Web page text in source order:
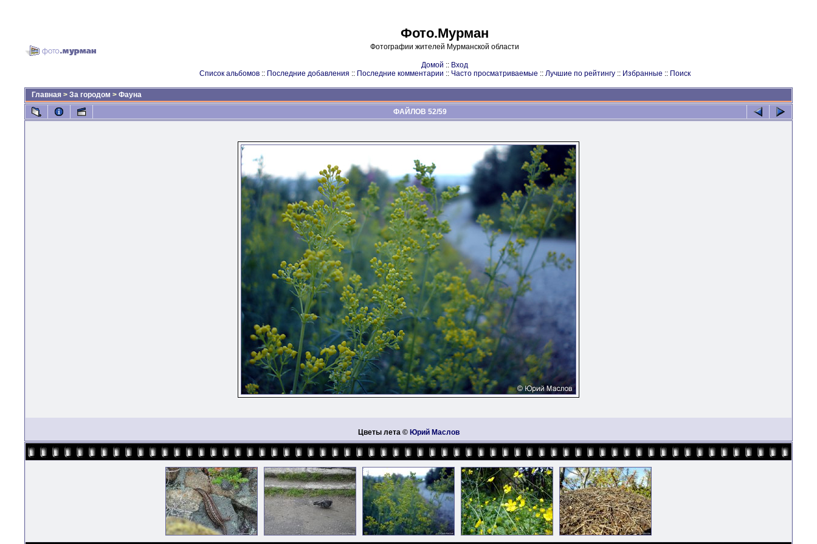
Фото.Мурман
Фотографии жителей Мурманской области
Домой :: Вход
Список альбомов:: Последние добавления :: Последние комментарии :: Часто просматриваемые :: Лучшие по рейтингу:: Избранные :: Поиск
Главная > За городом > Фауна
ФАЙЛОВ 52/59
Цветы лета © Юрий Маслов